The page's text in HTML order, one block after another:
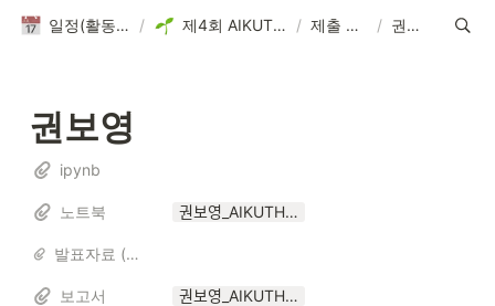
일정(활동 DB) / 제4회 AIKUTHON / 제출 파일 / 권보영
권보영
ipynb
노트북 권보영_AIKUTHON.ipynb
발표자료 (해당자만)
보고서 권보영_AIKUTHON4.pdf